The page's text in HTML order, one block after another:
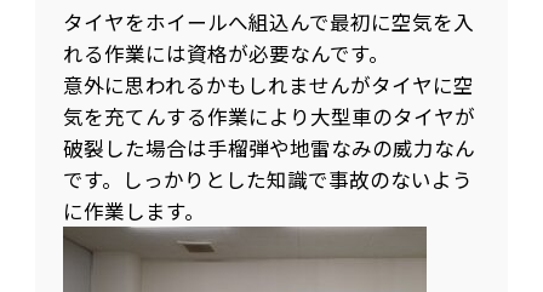
タイヤをホイールへ組込んで最初に空気を入
れる作業には資格が必要なんです。
意外に思われるかもしれませんがタイヤに空
気を充てんする作業により大型車のタイヤが
破裂した場合は手榴弾や地雷なみの威力なん
です。しっかりとした知識で事故のないよう
に作業します。